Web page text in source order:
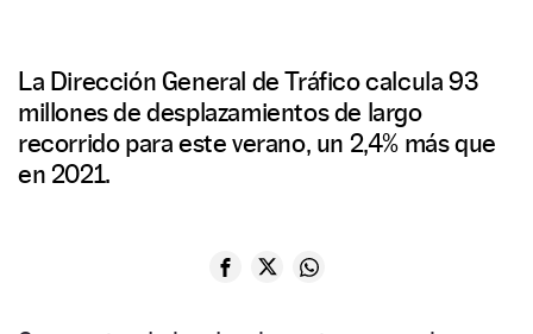
La Dirección General de Tráfico calcula 93
millones de desplazamientos de largo
recorrido para este verano, un 2,4% más que
en 2021.